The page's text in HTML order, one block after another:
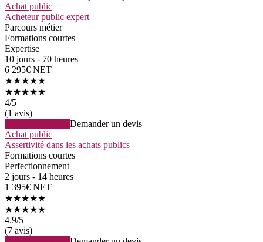
Achat public
Acheteur public expert
Parcours métier
Formations courtes
Expertise
10 jours - 70 heures
6 295€ NET
★★★★★
★★★★★
4/5
(1 avis)
Demander un devis
Achat public
Assertivité dans les achats publics
Formations courtes
Perfectionnement
2 jours - 14 heures
1 395€ NET
★★★★★
★★★★★
4.9/5
(7 avis)